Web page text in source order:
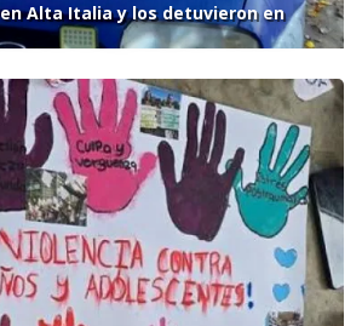
Alta Italia y los detuvieron en